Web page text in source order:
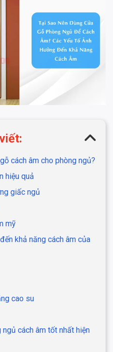
cách âm cho phòng ngủ?
hiệu quả
giấc ngủ
mỹ
khả năng cách âm của
cao su
cách âm tốt nhất hiện